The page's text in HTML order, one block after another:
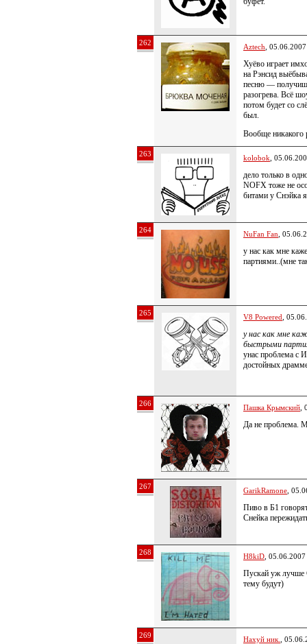
262 Aztech ,
Хуёво играет
на Рэнсид
песню —
разогрева. Всё
потом будет со
был.
Вообще никакого
263 kolobok ,
дело только в
NOFX тоже не
битами у Снэйка
264 NuFan Fan ,
у нас как мне
партиями..(мне
265 V8 Powered ,
у нас как мне
быстрыми
унас проблема
достойных
266 Пашка Крымский
Да не проблема.
267 GarikRamone ,
Пиво в Б1
Снейка
268 H8kiD ,
Пускай уж лучше
тему будут)
269 Нахуй ник. ,